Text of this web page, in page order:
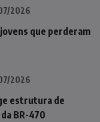
2026
que perderam
2026
estrutura de
BR-470